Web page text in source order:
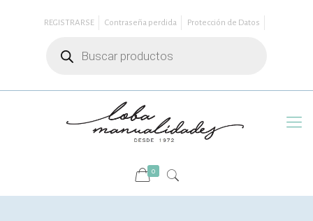
REGISTRARSE Contraseña perdida
Protección de Datos
productos
0